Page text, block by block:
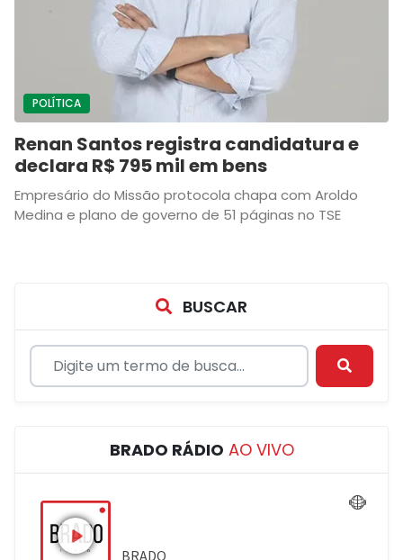
POLÍTICA
Renan Santos registra candidatura e
declara R$ 795 mil em bens
Empresário do Missão protocola chapa com Aroldo
Medina e plano de governo de 51 páginas no TSE
BUSCAR
BRADO RÁDIO AO VIVO